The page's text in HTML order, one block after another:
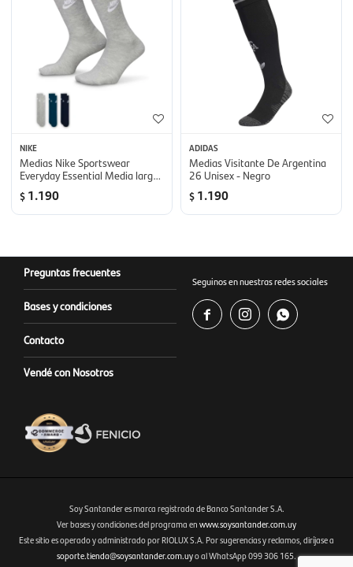
NIKE
Medias Nike Sportswear
Everyday Essential Media larga
3-Pack Unisex - Multicolor
$ 1.190
ADIDAS
Medias Visitante De Argentina
26 Unisex - Negro
$ 1.190
Preguntas frecuentes
Bases y condiciones
Contacto
Vendé con Nosotros
Seguinos en nuestras redes sociales
  
Fenicio eCommerce Uruguay
Soy Santander es marca registrada de Banco Santander S.A.
Ver bases y condiciones del programa en www.soysantander.com.uy
Este sitio es operado y administrado por RIOLUX S.A. Por sugerencias y reclamos, diríjase a
soporte.tienda@soysantander.com.uyo al WhatsApp 099 306 165.